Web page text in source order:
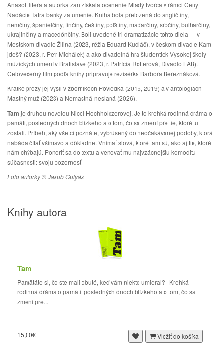
Anasoft litera a autorka zaň získala ocenenie Mladý tvorca v rámci Ceny
Nadácie Tatra banky za umenie. Kniha bola preložená do angličtiny,
nemčiny, španielčiny, fínčiny, češtiny, poľštiny, maďarčiny, srbčiny, bulharčiny,
ukrajinčiny a macedónčiny. Boli uvedené tri dramatizácie tohto diela — v
Mestskom divadle Žilina (2023, réžia Eduard Kudláč), v českom divadle Kam
jdeš? (2023, r. Petr Michálek) a ako divadelná hra študentiek Vysokej školy
múzických umení v Bratislave (2023, r. Patrícia Rotterová, Divadlo LAB).
Celovečerný film podľa knihy pripravuje režisérka Barbora Berezňáková.
Krátke prózy jej vyšli v zborníkoch Poviedka (2016, 2019) a v antológiách
Mastný muž (2023) a Nemastná-neslaná (2026).
Tam je druhou novelou Nicol Hochholczerovej. Je to krehká rodinná dráma o
pamäti, posledných dňoch blízkeho a o tom, čo sa zmení pre tie, ktoré tu
zostali. Príbeh, aký všetci poznáte, vybrúsený do neočakávanej podoby, ktorá
nabáda čítať všímavo a dôkladne. Vnímať slová, ktoré tam sú, ako aj tie, ktoré
nám chýbajú. Ponoriť sa do textu a venovať mu najvzácnejšiu komoditu
súčasnosti: svoju pozornosť.
Foto autorky © Jakub Gulyás
Knihy autora
Tam
Pamätáte si, čo ste mali obuté, keď vám niekto umieral? Krehká
rodinná dráma o pamäti, posledných dňoch blízkeho a o tom, čo sa
zmení pre...
15,00€ Vložiť do košíka